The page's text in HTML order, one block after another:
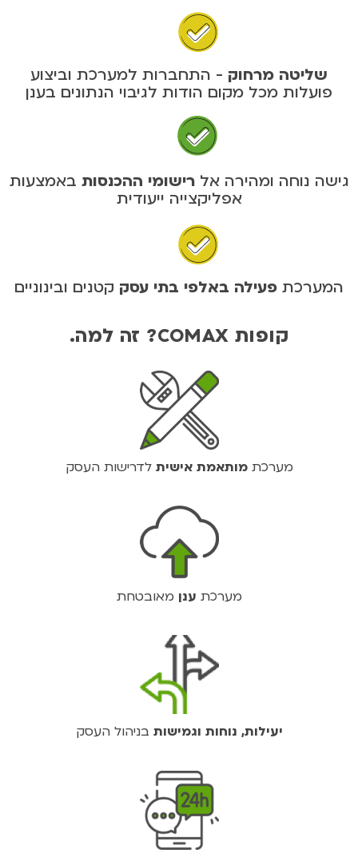
שליטה מרחוק - התחברות למערכת וביצוע
פועלות מכל מקום הודות לגיבוי הנתונים בענן
גישה נוחה ומהירה אלרישומי ההכנסות באמצעות
אפליקצייה ייעודית
המערכת פעילה באלפי בתי עסק קטנים ובינוניים
קופות COMAX? זה למה.
מערכתמותאמת אישית לדרישות העסק
מערכת ענן מאובטחת
יעילות, נוחות וגמישות בניהול העסק